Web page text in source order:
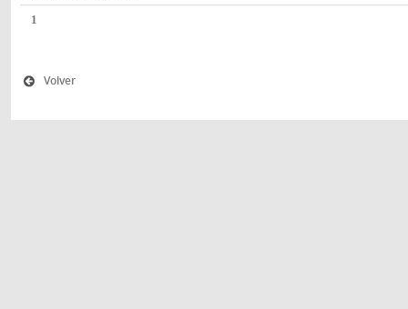
1
Volver